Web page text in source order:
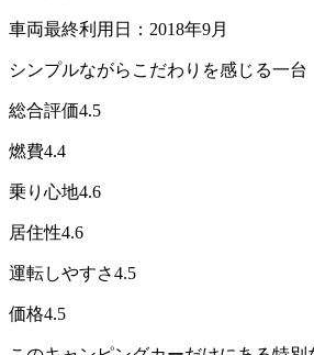
車両最終利用日：2018年9月
シンプルながらこだわりを感じる一台
総合評価4.5
燃費4.4
乗り心地4.6
居住性4.6
運転しやすさ4.5
価格4.5